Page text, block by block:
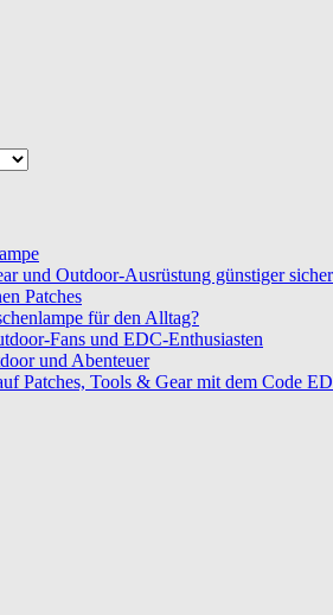
und Outdoor-Ausrüstung günstiger
Patches
für den Alltag?
Fans und EDC-Enthusiasten
und Abenteuer
Patches, Tools & Gear mit dem Code